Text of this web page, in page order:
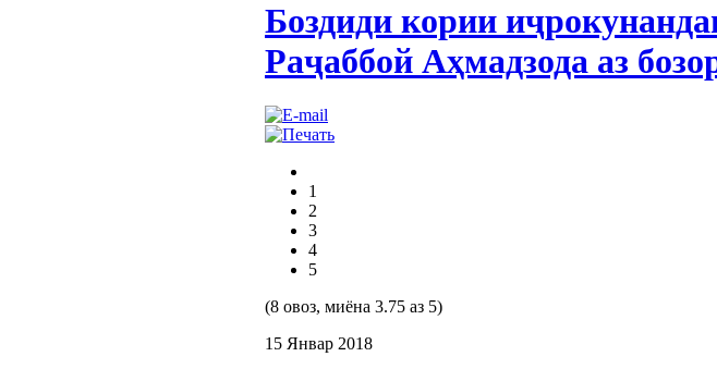
Боздиди кории
Раҷаббой Аҳмадзода аз
1
2
3
4
5
(8 овоз, миёна 3.75 аз 5)
15 Январ 2018